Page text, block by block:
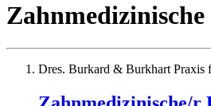
Dres. Burkard & Burkhart Praxis